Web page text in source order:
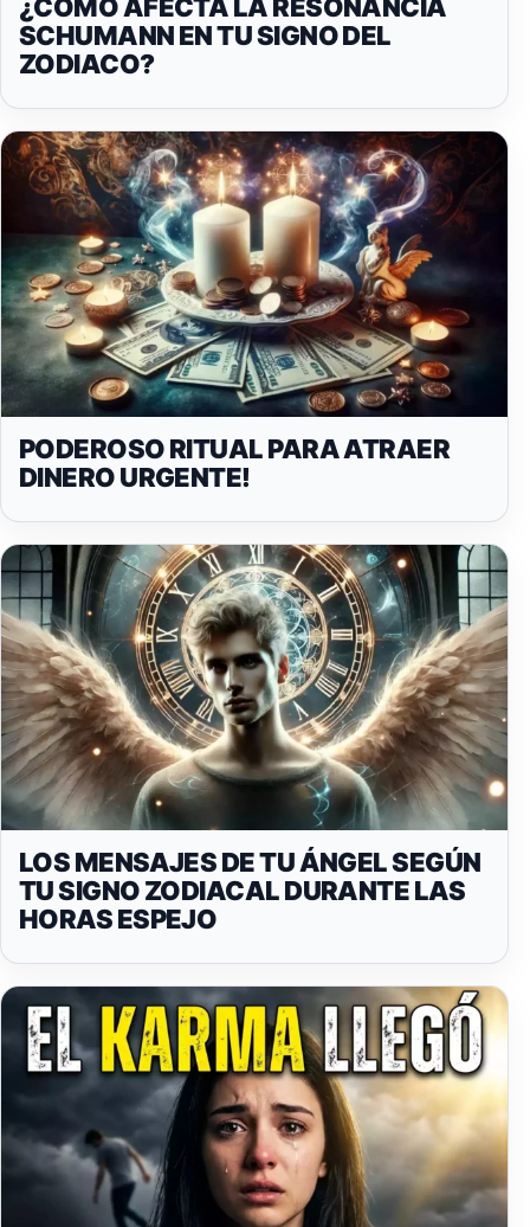
¿CÓMO AFECTA LA RESONANCIA
SCHUMANN EN TU SIGNO DEL
ZODIACO?
PODEROSO RITUAL PARA ATRAER
DINERO URGENTE!
LOS MENSAJES DE TU ÁNGEL SEGÚN
TU SIGNO ZODIACAL DURANTE LAS
HORAS ESPEJO